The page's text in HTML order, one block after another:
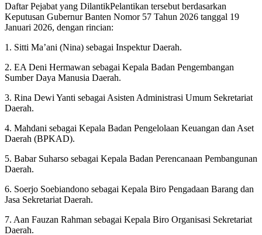
Daftar Pejabat yang DilantikPelantikan tersebut berdasarkan
Keputusan Gubernur Banten Nomor 57 Tahun 2026 tanggal 19
Januari 2026, dengan rincian:
1. Sitti Ma’ani (Nina) sebagai Inspektur Daerah.
2. EA Deni Hermawan sebagai Kepala Badan Pengembangan
Sumber Daya Manusia Daerah.
3. Rina Dewi Yanti sebagai Asisten Administrasi Umum Sekretariat
Daerah.
4. Mahdani sebagai Kepala Badan Pengelolaan Keuangan dan Aset
Daerah (BPKAD).
5. Babar Suharso sebagai Kepala Badan Perencanaan Pembangunan
Daerah.
6. Soerjo Soebiandono sebagai Kepala Biro Pengadaan Barang dan
Jasa Sekretariat Daerah.
7. Aan Fauzan Rahman sebagai Kepala Biro Organisasi Sekretariat
Daerah.